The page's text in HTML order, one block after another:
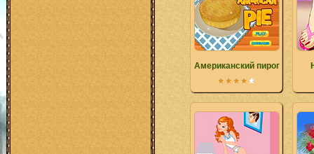
Американский пирог